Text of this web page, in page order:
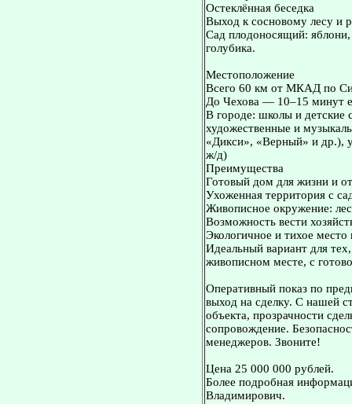
Остеклённая беседка
Выход к сосновому лесу и
Сад плодоносящий:
голубика.
Местоположение
Всего 60 км от МКАД по
До Чехова — 10–15 минут
В городе: школы и детские
художественные и
«Дикси», «Верный» и др.),
ж/д)
Преимущества
Готовый дом для жизни и
Ухоженная территория с
Живописное окружение:
Возможность вести
Экологичное и тихое место
Идеальный вариант для
живописном месте, с
Оперативный показ по
выход на сделку. С нашей
объекта, прозрачности
сопровождение.
менеджеров. Звоните!
Цена 25 000 000 рублей.
Более подробная
Владимирович.